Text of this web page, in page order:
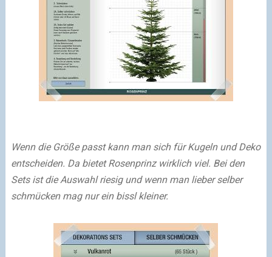
Wenn die Größe passt kann man sich für Kugeln und Deko
entscheiden. Da bietet Rosenprinz wirklich viel. Bei den
Sets ist die Auswahl riesig und wenn man lieber selber
schmücken mag nur ein bissl kleiner.